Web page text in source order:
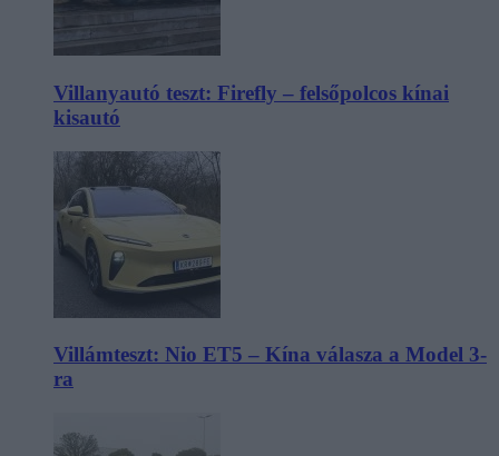
Villanyautó teszt: Firefly – felsőpolcos kínai
kisautó
Villámteszt: Nio ET5 – Kína válasza a Model 3-
ra